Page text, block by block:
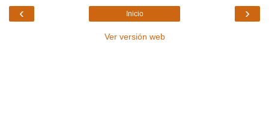
‹ ›
Inicio
Ver versión web